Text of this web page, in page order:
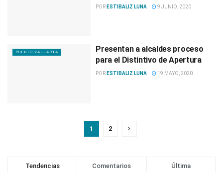
POR ESTIBALIZ LUNA 9 JUNIO, 2020
PUERTO VALLARTA
Presentan a alcaldes proceso
para el Distintivo de Apertura
POR ESTIBALIZ LUNA 19 MAYO, 2020
1 2
Tendencias Comentarios Última